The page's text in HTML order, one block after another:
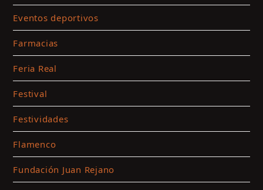
Eventos deportivos
Farmacias
Feria Real
Festival
Festividades
Flamenco
Fundación Juan Rejano